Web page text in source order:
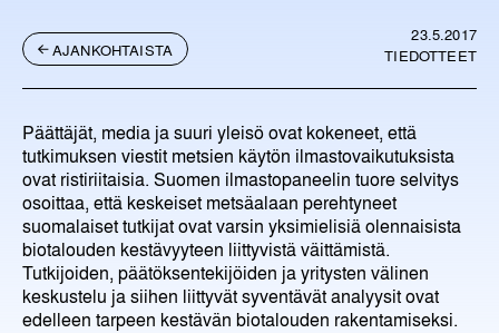
AJANKOHTAISTA
23.5.2017
TIEDOTTEET
Päättäjät, media ja suuri yleisö ovat kokeneet, että
tutkimuksen viestit metsien käytön ilmastovaikutuksista
ovat ristiriitaisia. Suomen ilmastopaneelin tuore selvitys
osoittaa, että keskeiset metsäalaan perehtyneet
suomalaiset tutkijat ovat varsin yksimielisiä olennaisista
biotalouden kestävyyteen liittyvistä väittämistä.
Tutkijoiden, päätöksentekijöiden ja yritysten välinen
keskustelu ja siihen liittyvät syventävät analyysit ovat
edelleen tarpeen kestävän biotalouden rakentamiseksi.